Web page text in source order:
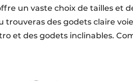
un vaste choix de tailles et
trouveras des godets claire
et des godets inclinables.